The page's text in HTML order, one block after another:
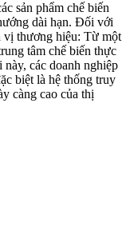
sản phẩm chế biến
dài hạn. Đối với
vị thương hiệu: Từ một
tâm chế biến thực
các doanh nghiệp
biệt là hệ thống truy
càng cao của thị